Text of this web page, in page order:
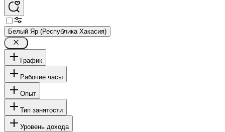
Белый Яр (Республика Хакасия)
График
Рабочие часы
Опыт
Тип занятости
Уровень дохода